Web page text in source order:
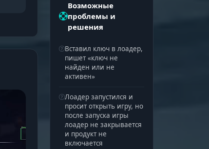
Возможные
проблемы и
решения
Вставил ключ в лоадер,
пишет «ключ не
найден или не
активен»
Лоадер запустился и
просит открыть игру, но
после запуска игры
лоадер не закрывается
и продукт не
включается